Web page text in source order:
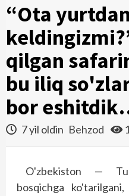
“Ota yurtdan
qilgan
bu iliq
bor
7 yil oldin Behzod
O'zbekiston —
bosqichga